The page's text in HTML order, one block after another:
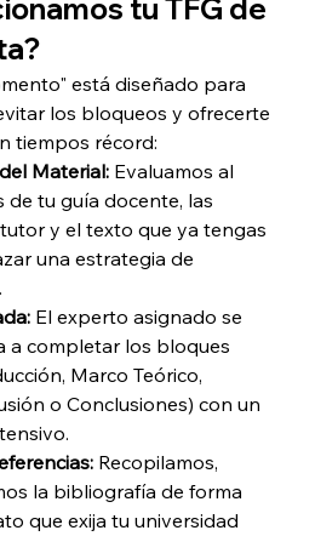
tu TFG de
está diseñado para
los bloqueos y ofrecerte
tiempos récord:
Material: Evaluamos al
tu guía docente, las
y el texto que ya tengas
una estrategia de
El experto asignado se
a completar los bloques
Marco Teórico,
o Conclusiones) con un
Recopilamos,
la bibliografía de forma
que exija tu universidad